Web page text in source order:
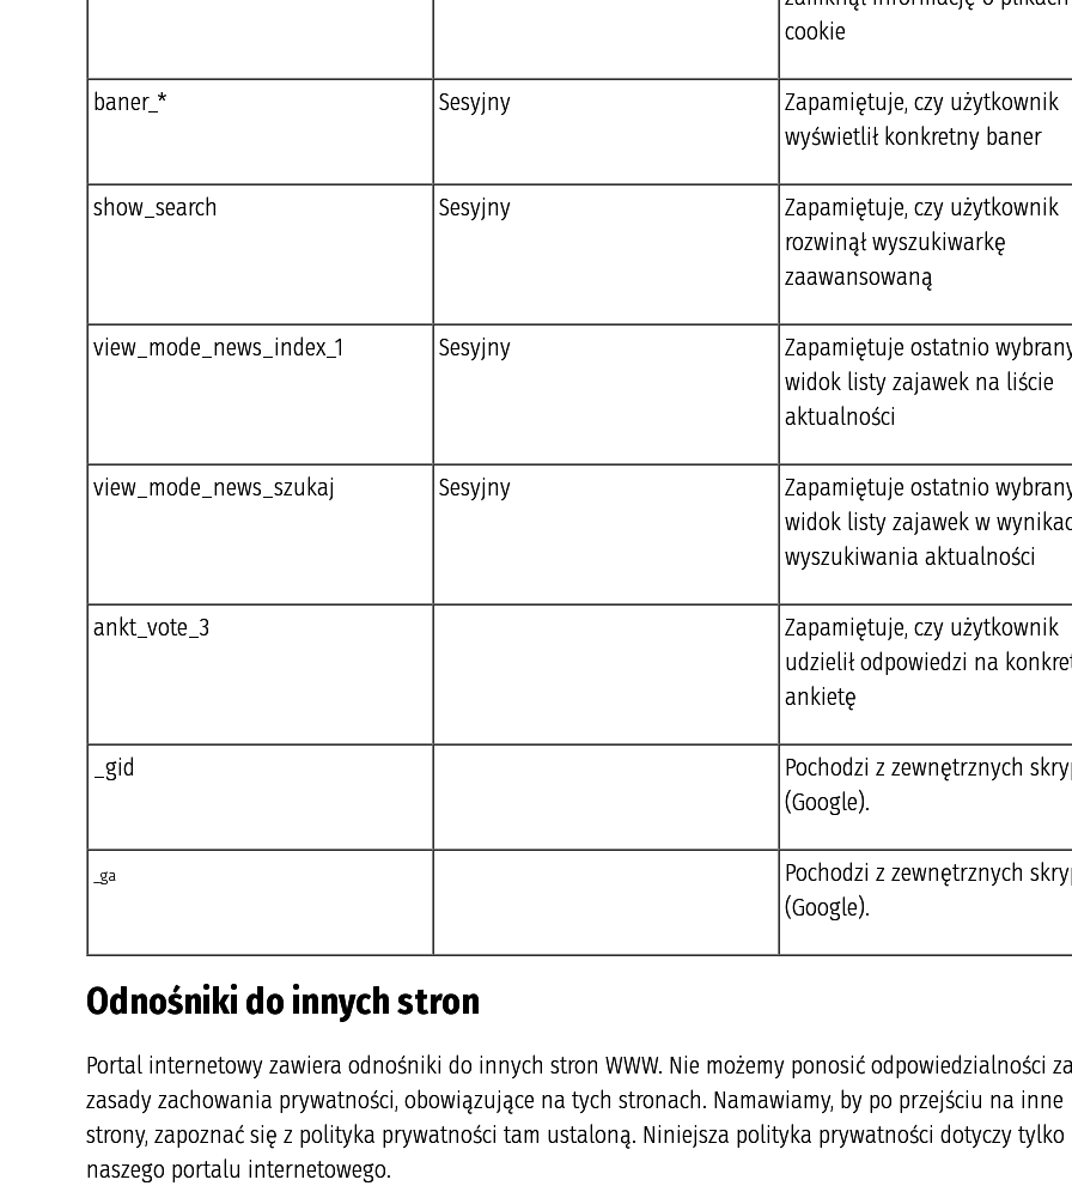
cookie
baner_* Sesyjny
Zapamiętuje, czy użytkownik
wyświetlił konkretny baner
show_search Sesyjny
Zapamiętuje, czy użytkownik
rozwinął wyszukiwarkę
zaawansowaną
view_mode_news_index_1 Sesyjny
Zapamiętuje ostatnio
widok listy zajawek na liście
aktualności
view_mode_news_szukaj Sesyjny
Zapamiętuje ostatnio
widok listy zajawek w
wyszukiwania aktualności
ankt_vote_3
Zapamiętuje, czy użytkownik
udzielił odpowiedzi na
ankietę
_gid
Pochodzi z zewnętrznych
(Google).
_ga
Pochodzi z zewnętrznych
(Google).
Odnośniki do innych stron
Portal internetowy zawiera odnośniki do innych stron WWW. Nie możemy ponosić odpowiedzialności
zasady zachowania prywatności, obowiązujące na tych stronach. Namawiamy, by po przejściu na inne
strony, zapoznać się z polityka prywatności tam ustaloną. Niniejsza polityka prywatności dotyczy tylko
naszego portalu internetowego.